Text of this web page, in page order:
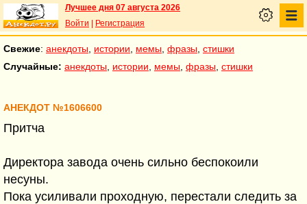
Лучшее дня 07 августа 2026
Войти
Регистрация
Свежие: анекдоты истории мемы фразы стишки
Случайные: анекдоты истории мемы фразы стишки
АНЕКДОТ №1606600
Притча
Директора завода очень сильно беспокоили
несуны.
Пока усиливали проходную, перестали следить за